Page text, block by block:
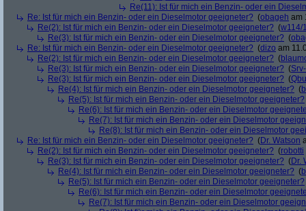
Re(11): Ist für mich ein Benzin- oder ein
Re: Ist für mich ein Benzin- oder ein Dieselmotor geeigneter? (obageh am
Re(2): Ist für mich ein Benzin- oder ein Dieselmotor geeigneter? (w114/
Re(3): Ist für mich ein Benzin- oder ein Dieselmotor geeigneter? (
Re: Ist für mich ein Benzin- oder ein Dieselmotor geeigneter? (dizo am
Re(2): Ist für mich ein Benzin- oder ein Dieselmotor geeigneter? (
Re(3): Ist für mich ein Benzin- oder ein Dieselmotor geeigneter? (
Re(3): Ist für mich ein Benzin- oder ein Dieselmotor geeigneter? (
Re(4): Ist für mich ein Benzin- oder ein Dieselmotor geeigneter? (
Re(5): Ist für mich ein Benzin- oder ein Dieselmotor geeigneter?
Re(6): Ist für mich ein Benzin- oder ein Dieselmotor
Re(7): Ist für mich ein Benzin- oder ein Dieselmotor
Re(8): Ist für mich ein Benzin- oder ein Dieselmotor
Re: Ist für mich ein Benzin- oder ein Dieselmotor geeigneter? (Dr. Watson
Re(2): Ist für mich ein Benzin- oder ein Dieselmotor geeigneter? (robotti
Re(3): Ist für mich ein Benzin- oder ein Dieselmotor geeigneter? (Dr.
Re(4): Ist für mich ein Benzin- oder ein Dieselmotor geeigneter? (
Re(5): Ist für mich ein Benzin- oder ein Dieselmotor geeigneter?
Re(6): Ist für mich ein Benzin- oder ein Dieselmotor
Re(7): Ist für mich ein Benzin- oder ein Dieselmotor